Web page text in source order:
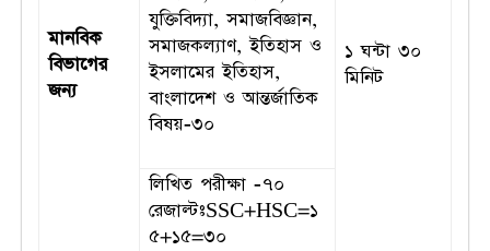
মানবিক
বিভাগের
জন্য
যুক্তিবিদ্যা, সমাজবিজ্ঞান,
সমাজকল্যাণ, ইতিহাস ও
ইসলামের ইতিহাস,
বাংলাদেশ ও আন্তর্জাতিক
বিষয়-৩০
১ ঘন্টা ৩০
মিনিট
লিখিত পরীক্ষা -৭০
রেজাল্টঃSSC+HSC=১
৫+১৫=৩০